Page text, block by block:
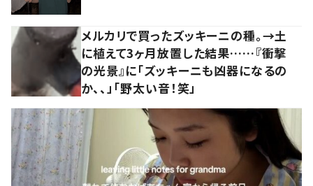
メルカリで買ったズッキーニの種。→土
に植えて3ヶ月放置した結果……『衝撃
の光景』に「ズッキーニも凶器になるの
か、、」「野太い音！笑」